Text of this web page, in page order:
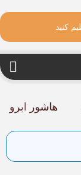
کنید
هاشور ابرو